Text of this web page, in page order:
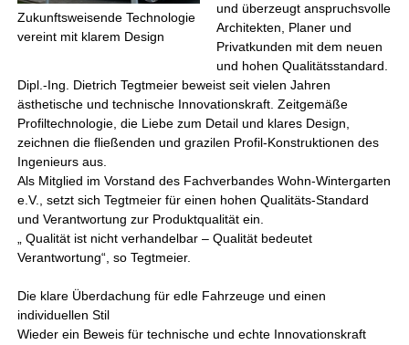
Zukunftsweisende Technologie
vereint mit klarem Design
und überzeugt anspruchsvolle
Architekten, Planer und
Privatkunden mit dem neuen
und hohen Qualitätsstandard.
Dipl.-Ing. Dietrich Tegtmeier beweist seit vielen Jahren
ästhetische und technische Innovationskraft. Zeitgemäße
Profiltechnologie, die Liebe zum Detail und klares Design,
zeichnen die fließenden und grazilen Profil-Konstruktionen des
Ingenieurs aus.
Als Mitglied im Vorstand des Fachverbandes Wohn-Wintergarten
e.V., setzt sich Tegtmeier für einen hohen Qualitäts-Standard
und Verantwortung zur Produktqualität ein.
„ Qualität ist nicht verhandelbar – Qualität bedeutet
Verantwortung“, so Tegtmeier.
Die klare Überdachung für edle Fahrzeuge und einen
individuellen Stil
Wieder ein Beweis für technische und echte Innovationskraft